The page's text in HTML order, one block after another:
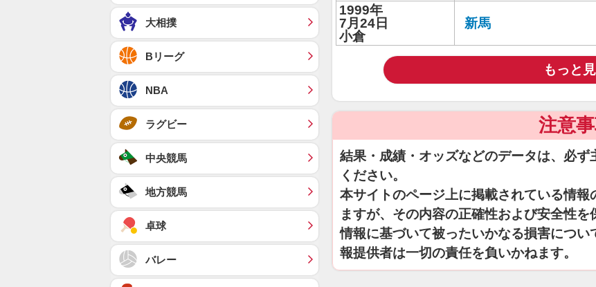
1999年
7月24日
小倉
新馬
もっと
注意
結果・成績・オッズなどのデータは、必
ください。
本サイトのページ上に掲載されている情報
ますが、その内容の正確性および安全性
情報に基づいて被ったいかなる損害につ
報提供者は一切の責任を負いかねます。
大相撲
Bリーグ
NBA
ラグビー
中央競馬
地方競馬
卓球
バレー